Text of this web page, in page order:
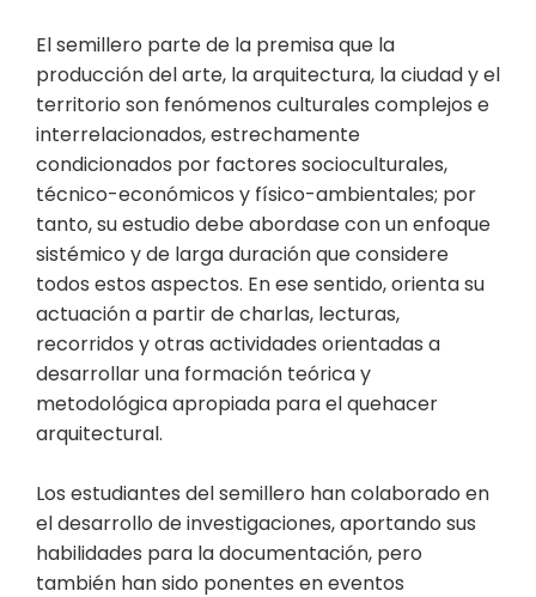
El semillero parte de la premisa que la
producción del arte, la arquitectura, la ciudad y el
territorio son fenómenos culturales complejos e
interrelacionados, estrechamente
condicionados por factores socioculturales,
técnico-económicos y físico-ambientales; por
tanto, su estudio debe abordase con un enfoque
sistémico y de larga duración que considere
todos estos aspectos. En ese sentido, orienta su
actuación a partir de charlas, lecturas,
recorridos y otras actividades orientadas a
desarrollar una formación teórica y
metodológica apropiada para el quehacer
arquitectural.
Los estudiantes del semillero han colaborado en
el desarrollo de investigaciones, aportando sus
habilidades para la documentación, pero
también han sido ponentes en eventos